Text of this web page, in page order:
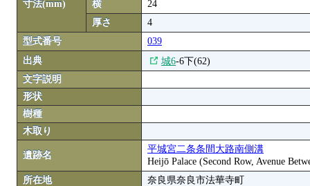
寸法(mm)
横
24
厚さ
4
型式番号
039
出典
城6-6下(62)
文字説明
形状
樹種
木取り
遺跡名
平城宮二条条間大路南側溝
Heijō Palace (Second Row, Avenue
所在地
奈良県奈良市法華寺町